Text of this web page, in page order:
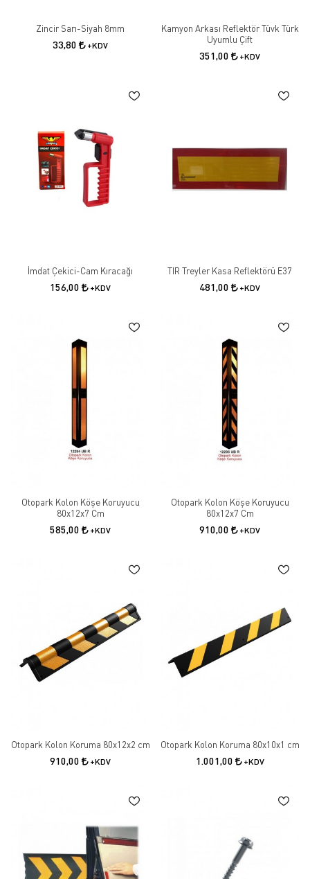
Zincir Sarı-Siyah 8mm
33,80 +KDV
Kamyon Arkası Reflektör Tüvk Türk
Uyumlu Çift
351,00 +KDV
İmdat Çekici-Cam Kıracağı
156,00 +KDV
TIR Treyler Kasa Reflektörü E37
481,00 +KDV
Otopark Kolon Köşe Koruyucu
80x12x7 Cm
585,00 +KDV
Otopark Kolon Köşe Koruyucu
80x12x7 Cm
910,00 +KDV
Otopark Kolon Koruma 80x12x2 cm
910,00 +KDV
Otopark Kolon Koruma 80x10x1 cm
1.001,00 +KDV